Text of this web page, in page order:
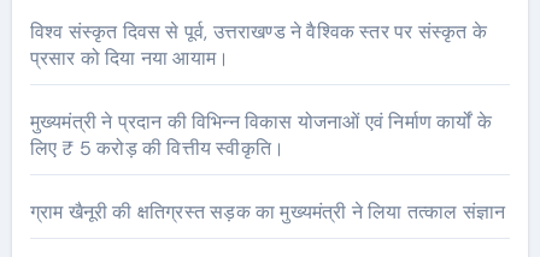
विश्व संस्कृत दिवस से पूर्व, उत्तराखण्ड ने वैश्विक स्तर पर संस्कृत के
प्रसार को दिया नया आयाम।
मुख्यमंत्री ने प्रदान की विभिन्न विकास योजनाओं एवं निर्माण कार्यों के
लिए ₹ 5 करोड़ की वित्तीय स्वीकृति।
ग्राम खैनूरी की क्षतिग्रस्त सड़क का मुख्यमंत्री ने लिया तत्काल संज्ञान